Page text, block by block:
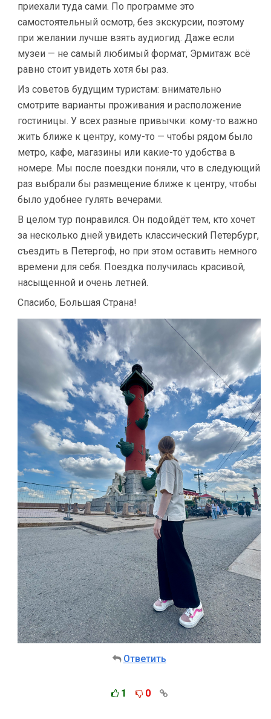
приехали туда сами. По программе это
самостоятельный осмотр, без экскурсии, поэтому
при желании лучше взять аудиогид. Даже если
музеи — не самый любимый формат, Эрмитаж всё
равно стоит увидеть хотя бы раз.
Из советов будущим туристам: внимательно
смотрите варианты проживания и расположение
гостиницы. У всех разные привычки: кому-то важно
жить ближе к центру, кому-то — чтобы рядом было
метро, кафе, магазины или какие-то удобства в
номере. Мы после поездки поняли, что в следующий
раз выбрали бы размещение ближе к центру, чтобы
было удобнее гулять вечерами.
В целом тур понравился. Он подойдёт тем, кто хочет
за несколько дней увидеть классический Петербург,
съездить в Петергоф, но при этом оставить немного
времени для себя. Поездка получилась красивой,
насыщенной и очень летней.
Спасибо, Большая Страна!
Ответить
1 0